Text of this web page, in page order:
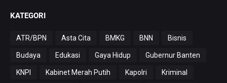
KATEGORI
ATR/BPN Asta Cita BMKG BNN Bisnis
Budaya Edukasi Gaya Hidup Gubernur Banten
KNPI Kabinet Merah Putih Kapolri Kriminal